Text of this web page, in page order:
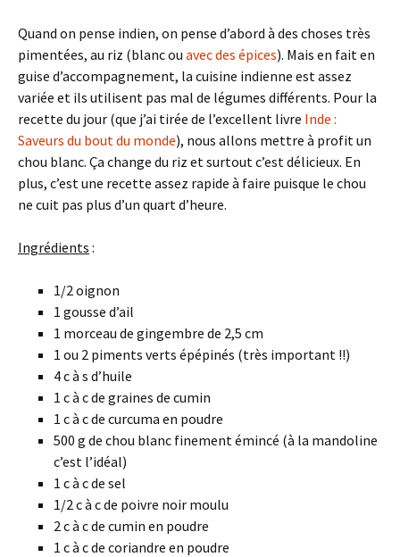
Quand on pense indien, on pense d’abord à des choses très
pimentées, au riz (blanc ou avec des épices). Mais en fait en
guise d’accompagnement, la cuisine indienne est assez
variée et ils utilisent pas mal de légumes différents. Pour la
recette du jour (que j’ai tirée de l’excellent livre Inde :
Saveurs du bout du monde), nous allons mettre à profit un
chou blanc. Ça change du riz et surtout c’est délicieux. En
plus, c’est une recette assez rapide à faire puisque le chou
ne cuit pas plus d’un quart d’heure.
Ingrédients :
1/2 oignon
1 gousse d’ail
1 morceau de gingembre de 2,5 cm
1 ou 2 piments verts épépinés (très important !!)
4 c à s d’huile
1 c à c de graines de cumin
1 c à c de curcuma en poudre
500 g de chou blanc finement émincé (à la mandoline
c’est l’idéal)
1 c à c de sel
1/2 c à c de poivre noir moulu
2 c à c de cumin en poudre
1 c à c de coriandre en poudre